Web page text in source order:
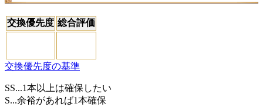
交換優先度 総合評価
交換優先度の基準
SS...1本以上は確保したい
S...余裕があれば1本確保